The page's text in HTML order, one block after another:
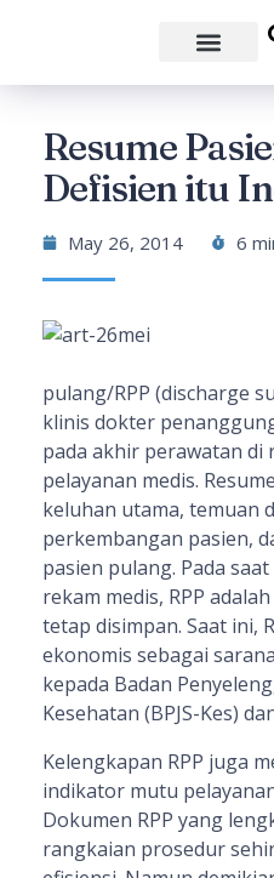
Resume
Defisien itu
May 26, 2014 6
pulang/RPP (discharge
klinis dokter
pada akhir perawatan di
pelayanan medis.
keluhan utama, temuan
perkembangan pasien,
pasien pulang. Pada
rekam medis, RPP
tetap disimpan. Saat ini,
ekonomis sebagai
kepada Badan
Kesehatan (BPJS-Kes)
Kelengkapan RPP juga
indikator mutu
Dokumen RPP yang
rangkaian prosedur